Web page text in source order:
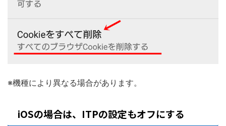
※機種により異なる場合があります。
iOSの場合は、ITPの設定もオフにする